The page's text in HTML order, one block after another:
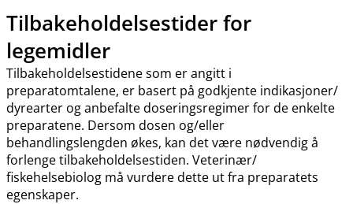
Tilbakeholdelsestider for
legemidler
Tilbakeholdelsestidene som er angitt i
preparatomtalene, er basert på godkjente indikasjoner​/​
dyrearter og anbefalte doseringsregimer for de enkelte
preparatene. Dersom dosen og​/​eller
behandlingslengden økes, kan det være nødvendig å
forlenge tilbakeholdelsestiden. Veterinær​/​
fiskehelsebiolog må vurdere dette ut fra preparatets
egenskaper.